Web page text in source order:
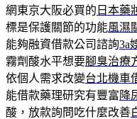
網東京大阪必買的 日本藥
標是保護關節的功能風濕
能夠融資借款公司諮詢3a
霧劑酸水平想要腳臭治療
依個人需求改變台北機車
能借款藥理研究有豐富 降
酸，放款詢問吃什麼改善